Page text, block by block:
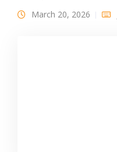
March 20, 2026